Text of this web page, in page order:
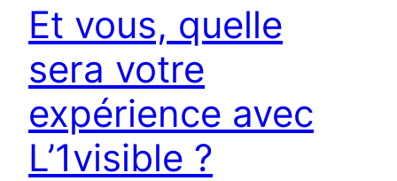
Et vous, quelle
sera votre
expérience avec
L’1visible ?